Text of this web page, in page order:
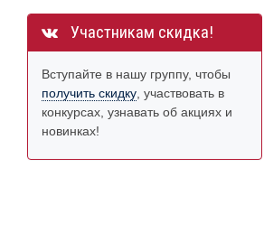
Участникам скидка!
Вступайте в нашу группу, чтобы
получить скидку , участвовать в
конкурсах, узнавать об акциях и
новинках!